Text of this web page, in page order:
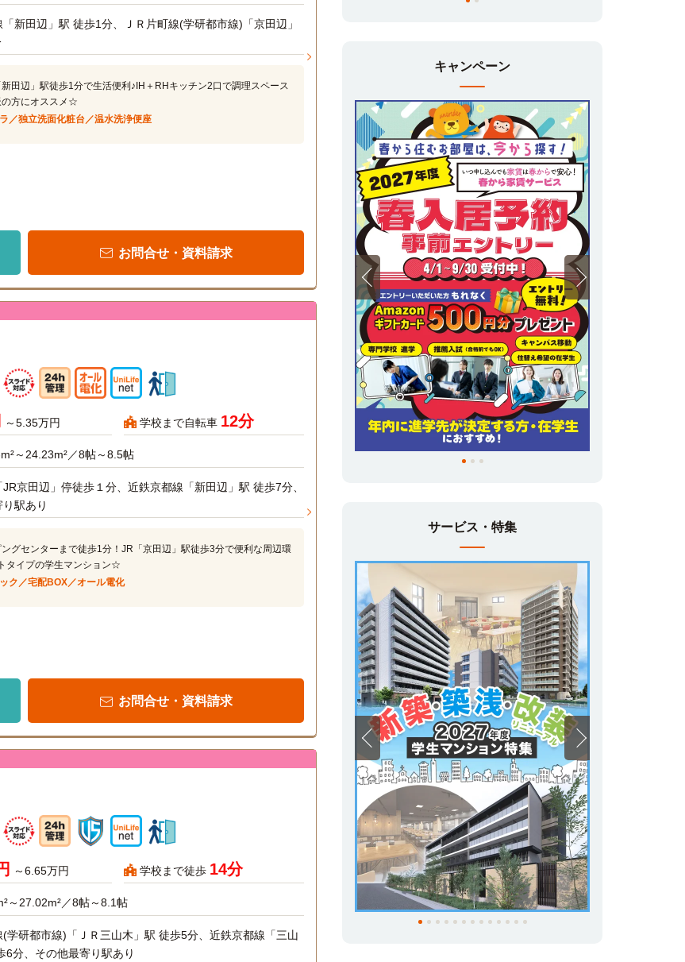
新田辺」駅 徒歩1分、ＪＲ片町線(学研都市線)「京田辺」
田辺」駅徒歩1分で生活便利♪IH＋RHキッチン2口で調理スペース
の方にオススメ☆
／独立洗面化粧台／温水洗浄便座
お問合せ・資料請求
～5.35万円 学校まで自転車 12分
～24.23m²／8帖～8.5帖
京田辺」停徒歩１分、近鉄京都線「新田辺」駅 徒歩7分、
駅あり
グセンターまで徒歩1分！JR「京田辺」駅徒歩3分で便利な周辺環
タイプの学生マンション☆
ク／宅配BOX／オール電化
お問合せ・資料請求
～6.65万円 学校まで徒歩 14分
～27.02m²／8帖～8.1帖
(学研都市線)「ＪＲ三山木」駅 徒歩5分、近鉄京都線「三山
6分、その他最寄り駅あり
キャンペーン
サービス・特集